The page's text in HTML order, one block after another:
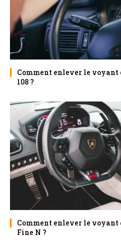
Comment enlever le voyant
108 ?
Comment enlever le voyant
Fine N ?